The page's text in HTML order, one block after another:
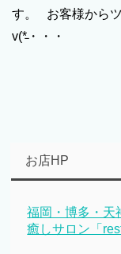
す。 お客様から
v(*̵・・・
お店HP
福岡・博多・天
癒しサロン「